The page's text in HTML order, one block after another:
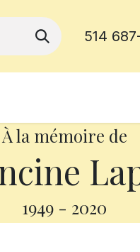
514
À la mémoire de
1949 - 2020